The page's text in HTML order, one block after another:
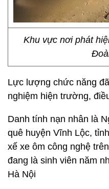
Khu vực nơi phát
Lực lượng chức năng
nghiệm hiện trường,
Danh tính nạn nhân là
quê huyện Vĩnh Lộc,
xế xe ôm công nghệ
đang là sinh viên năm
Hà Nội